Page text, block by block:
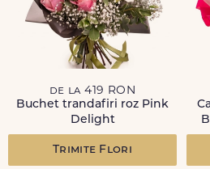
de la 419 RON
Buchet trandafiri roz Pink
Delight
Trimite Flori